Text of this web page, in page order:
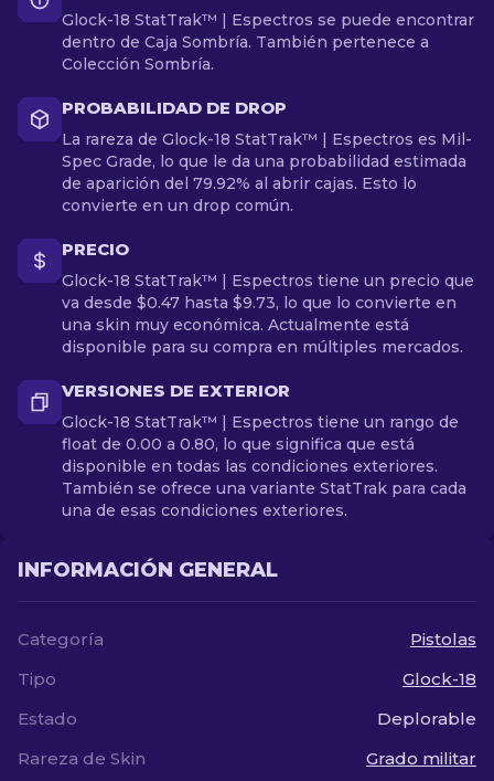
Glock-18 StatTrak™ | Espectros se puede encontrar
dentro de Caja Sombría. También pertenece a
Colección Sombría.
PROBABILIDAD DE DROP
La rareza de Glock-18 StatTrak™ | Espectros es Mil-
Spec Grade, lo que le da una probabilidad estimada
de aparición del 79.92% al abrir cajas. Esto lo
convierte en un drop común.
PRECIO
Glock-18 StatTrak™ | Espectros tiene un precio que
va desde $0.47 hasta $9.73, lo que lo convierte en
una skin muy económica. Actualmente está
disponible para su compra en múltiples mercados.
VERSIONES DE EXTERIOR
Glock-18 StatTrak™ | Espectros tiene un rango de
float de 0.00 a 0.80, lo que significa que está
disponible en todas las condiciones exteriores.
También se ofrece una variante StatTrak para cada
una de esas condiciones exteriores.
INFORMACIÓN GENERAL
Categoría
Pistolas
Tipo
Glock-18
Estado
Deplorable
Rareza de Skin
Grado militar